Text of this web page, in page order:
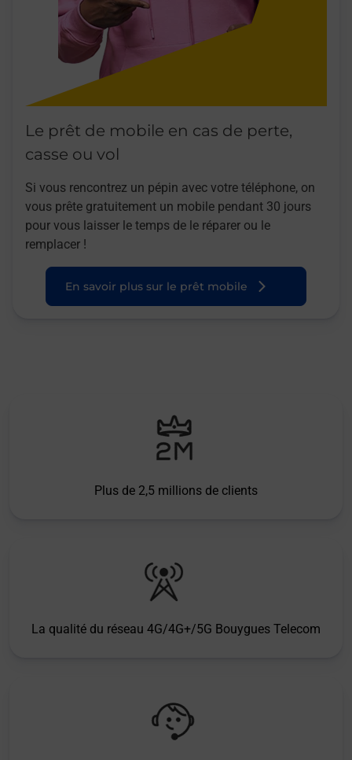
Le prêt de mobile en cas de perte,
casse ou vol
Si vous rencontrez un pépin avec votre téléphone, on
vous prête gratuitement un mobile pendant 30 jours
pour vous laisser le temps de le réparer ou le
remplacer !
En savoir plus sur le prêt mobile
Plus de 2,5 millions de clients
La qualité du réseau 4G/4G+/5G Bouygues Telecom